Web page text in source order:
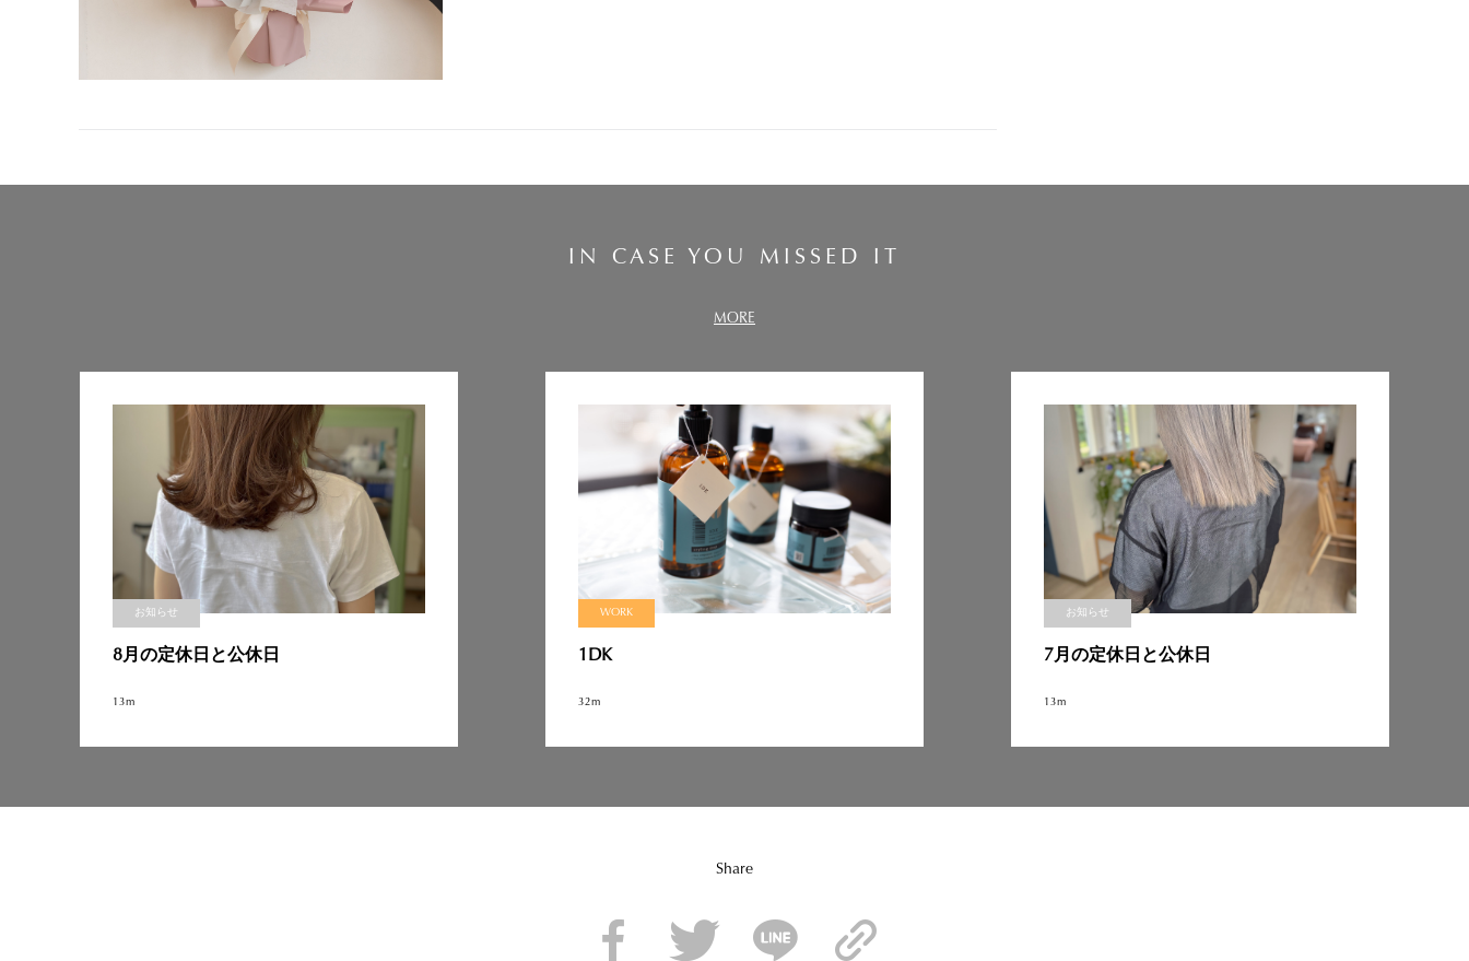
IN CASE YOU MISSED IT
MORE
お知らせ
8月の定休日と公休日
13m
WORK
1DK
32m
お知らせ
7月の定休日と公休日
13m
Share